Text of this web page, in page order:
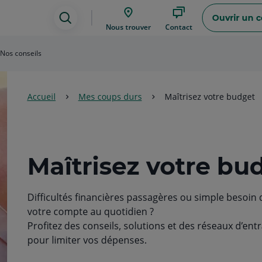
Assistance
Nous trouver Contact
Ouvrir un
Nos conseils
Accueil Mes coups durs Maîtrisez votre budget
Maîtrisez votre
Difficultés financières passagères ou simple besoin
votre compte au quotidien ?
Profitez des conseils, solutions et des réseaux
pour limiter vos dépenses.